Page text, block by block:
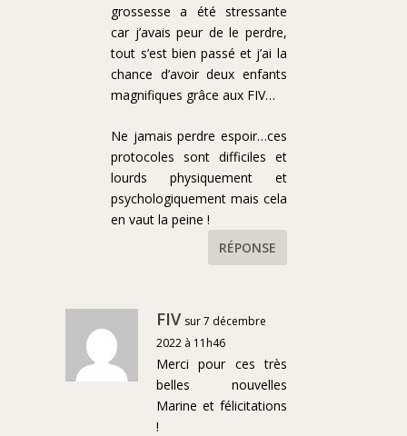
grossesse a été stressante
car j’avais peur de le perdre,
tout s’est bien passé et j’ai la
chance d’avoir deux enfants
magnifiques grâce aux FIV…
Ne jamais perdre espoir…ces
protocoles sont difficiles et
lourds physiquement et
psychologiquement mais cela
en vaut la peine !
RÉPONSE
FIV sur 7 décembre
2022 à 11h46
Merci pour ces très
belles nouvelles
Marine et félicitations
!